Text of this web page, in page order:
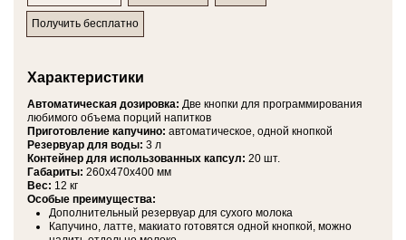
Получить бесплатно
Характеристики
Автоматическая дозировка: Две кнопки для программирования
любимого объема порций напитков
Приготовление капучино: автоматическое, одной кнопкой
Резервуар для воды: 3 л
Контейнер для использованных капсул: 20 шт.
Габариты: 260х470х400 мм
Вес: 12 кг
Особые преимущества:
Дополнительный резервуар для сухого молока
Капучино, латте, макиато готовятся одной кнопкой, можно
Инструкция для кофемашины Lavazza BLUE LB-2500
Отличный выбор для фитнес-центра. Поставили такую машину год
назад, теперь у нас кофейное меню – как в кофейне :-) Плюс кофе
без кофеина есть – для наших клиентов это важно. За время
работы машина ломалась 1 раз – Арт Кофе не стали обсуждать
вопрос, приехали через 2 часа, привезли новую, сломанную
ФИО
Оценка
Ваш отзыв
Подробно расскажите о своём
опыте использования товара.
Обратите внимание на
качество, удобство модели, её
соответствие заявленным
Мы не публикуем отзывы,
которые написаны большими
буквами, содержат
удовольствием предоставим Вам эту кофемашину в
бесплатное пользование
Lavazza BLUE LB-1001
LB-1100